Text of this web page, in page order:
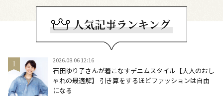
2026.08.06 12:16
石田ゆり子さんが着こなすデニムスタイル【大人のおし
ゃれの最適解】 引き算をするほどファッションは自由
になる